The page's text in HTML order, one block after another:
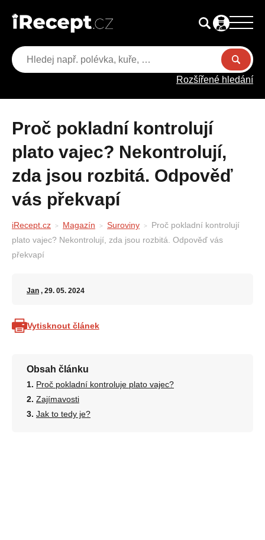
Rozšířené hledání
Proč pokladní kontrolují
plato vajec? Nekontrolují,
zda jsou rozbitá. Odpověď
vás překvapí
iRecept.cz Magazín Suroviny
Proč pokladní kontrolují
plato vajec? Nekontrolují, zda jsou rozbitá. Odpověď vás
překvapí
Jan , 29. 05. 2024
Vytisknout článek
Obsah článku
Proč pokladní kontroluje plato vajec?
Zajímavosti
Jak to tedy je?